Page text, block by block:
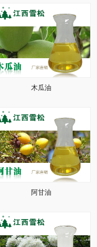
木瓜油
阿甘油